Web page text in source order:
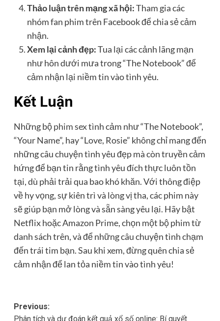
Thảo luận trên mạng xã hội:Tham gia các
nhóm fan phim trên Facebook để chia sẻ cảm
nhận.
Xem lại cảnh đẹp:Tua lại các cảnh lãng mạn
như hôn dưới mưa trong “The Notebook” để
cảm nhận lại niềm tin vào tình yêu.
Kết Luận
Những bộphim sextình cảm như “The Notebook”,
“Your Name”, hay “Love, Rosie” không chỉ mang đến
những câu chuyện tình yêu đẹp mà còn truyền cảm
hứng để bạn tin rằng tình yêu đích thực luôn tồn
tại, dù phải trải qua bao khó khăn. Với thông điệp
về hy vọng, sự kiên trì và lòng vị tha, các phim này
sẽ giúp bạn mở lòng và sẵn sàng yêu lại. Hãy bật
Netflix hoặc Amazon Prime, chọn một bộ phim từ
danh sách trên, và để những câu chuyện tình chạm
đến trái tim bạn. Sau khi xem, đừng quên chia sẻ
cảm nhận để lan tỏa niềm tin vào tình yêu!
Post
Previous:
Phân tích và dự đoán kết quả xổ số online: Bí quyết